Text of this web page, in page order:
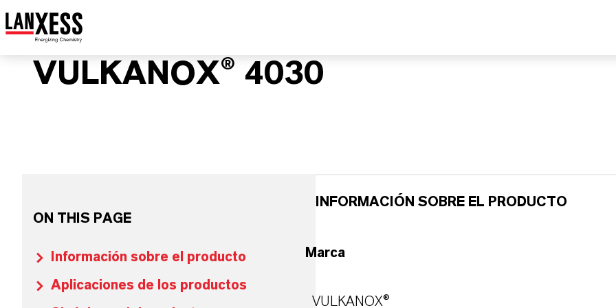
VULKANOX® 4030
ON THIS PAGE
Información sobre el producto
Aplicaciones de los productos
INFORMACIÓN SOBRE EL PRODUCTO
Marca
VULKANOX®